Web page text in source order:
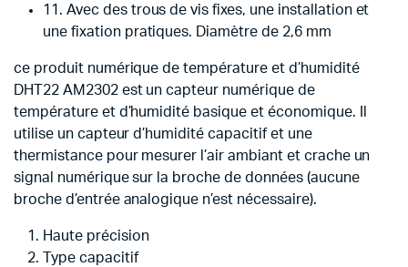
11. Avec des trous de vis fixes, une installation et
une fixation pratiques.
Diamètre de 2,6 mm
ce produit numérique de température et d’humidité
DHT22 AM2302 est un capteur numérique de
température et d’humidité basique et économique.
utilise un capteur d’humidité capacitif et une
thermistance pour mesurer l’air ambiant et crache un
signal numérique sur la broche de données (aucune
broche d’entrée analogique n’est nécessaire).
Haute précision
Type capacitif